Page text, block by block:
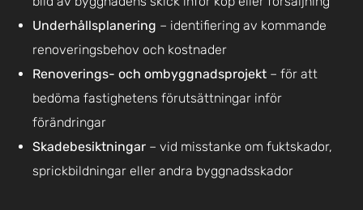
Underhållsplanering – identifiering av kommande
renoveringsbehov och kostnader
Renoverings- och ombyggnadsprojekt – för att
bedöma fastighetens förutsättningar inför
förändringar
Skadebesiktningar – vid misstanke om fuktskador,
sprickbildningar eller andra byggnadsskador